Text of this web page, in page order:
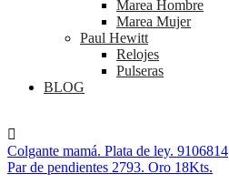
Marea Hombre
Marea Mujer
Paul Hewitt
Relojes
Pulseras
BLOG
Colgante mamá. Plata de ley. 9106814
Par de pendientes 2793. Oro 18Kts.